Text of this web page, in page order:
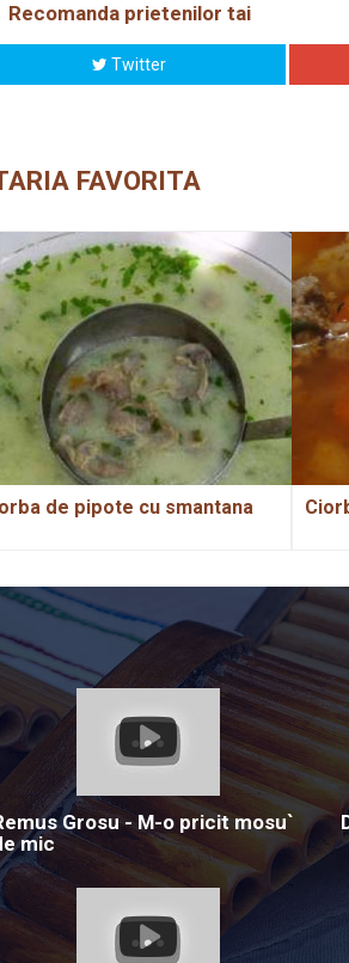
Recomanda prietenilor tai
Twitter
FAVORITA
de pipote cu smantana
Grosu - M-o pricit mosu`
mic